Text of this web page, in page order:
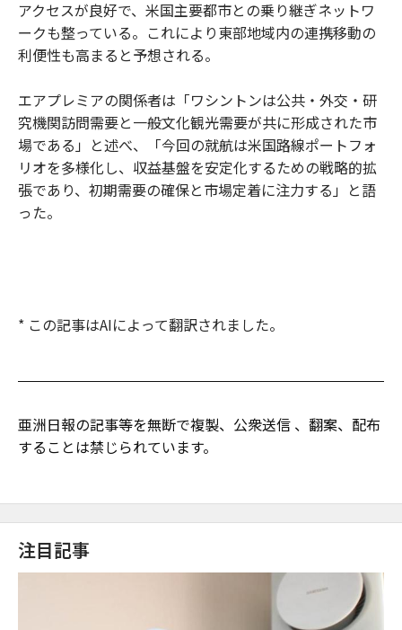
アクセスが良好で、米国主要都市との乗り継ぎネットワ
ークも整っている。これにより東部地域内の連携移動の
利便性も高まると予想される。
エアプレミアの関係者は「ワシントンは公共・外交・研
究機関訪問需要と一般文化観光需要が共に形成された市
場である」と述べ、「今回の就航は米国路線ポートフォ
リオを多様化し、収益基盤を安定化するための戦略的拡
張であり、初期需要の確保と市場定着に注力する」と語
った。
* この記事はAIによって翻訳されました。
亜洲日報の記事等を無断で複製、公衆送信 、翻案、配布
することは禁じられています。
注目記事